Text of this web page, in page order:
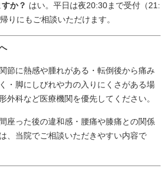
か？ はい。平日は夜20:30まで受付（21:
りにもご相談いただけます。
節に熱感や腫れがある・転倒後から痛み
・脚にしびれや力の入りにくさがある場
外科など医療機関を優先してください。
座った後の違和感・腰痛や膝痛との関係
、当院でご相談いただきやすい内容で